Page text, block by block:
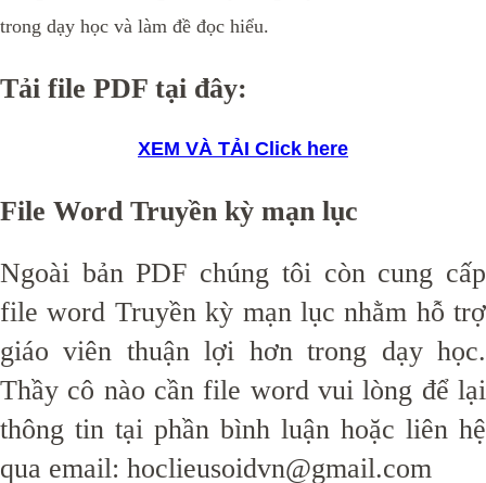
trong dạy học và làm đề đọc hiểu.
Tải file PDF tại đây:
XEM VÀ TẢI Click here
File Word Truyền kỳ mạn lục
Ngoài bản PDF chúng tôi còn cung cấp
file word Truyền kỳ mạn lục nhằm hỗ trợ
giáo viên thuận lợi hơn trong dạy học.
Thầy cô nào cần file word vui lòng để lại
thông tin tại phần bình luận hoặc liên hệ
qua email: hoclieusoidvn@gmail.com